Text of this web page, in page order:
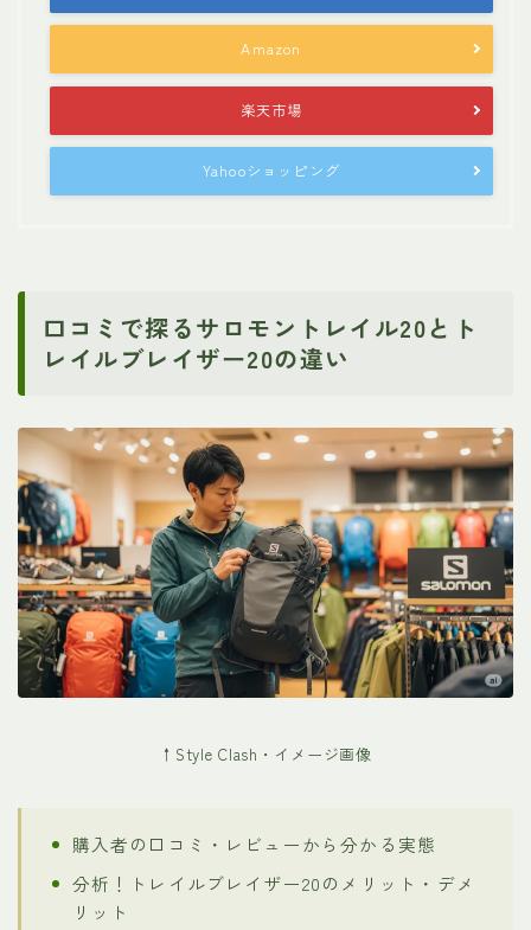
Amazon
楽天市場
Yahooショッピング
口コミで探るサロモントレイル20とト
レイルブレイザー20の違い
↑Style Clash・イメージ画像
購入者の口コミ・レビューから分かる実態
分析！トレイルブレイザー20のメリット・デメ
リット